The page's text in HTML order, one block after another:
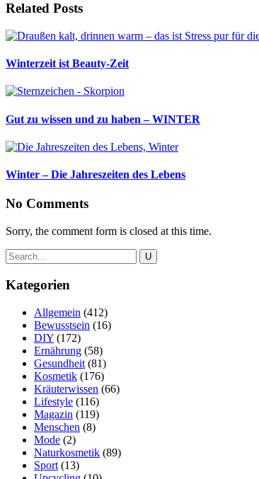
Related Posts
Winterzeit ist Beauty-Zeit
Gut zu wissen und zu haben – WINTER
Winter – Die Jahreszeiten des Lebens
No Comments
Sorry, the comment form is closed at this time.
Kategorien
Allgemein (412)
Bewusstsein (16)
DIY (172)
Ernährung (58)
Gesundheit (81)
Kosmetik (176)
Kräuterwissen (66)
Lifestyle (116)
Magazin (119)
Menschen (8)
Mode (2)
Naturkosmetik (89)
Sport (13)